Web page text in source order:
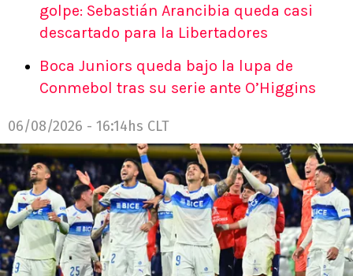
golpe: Sebastián Arancibia queda casi
descartado para la Libertadores
Boca Juniors queda bajo la lupa de
Conmebol tras su serie ante O’Higgins
06/08/2026 - 16:14hs CLT